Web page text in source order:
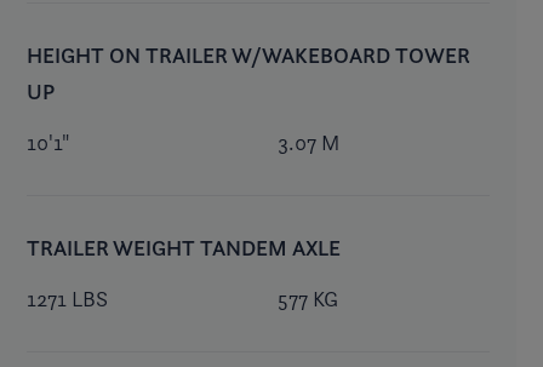
HEIGHT ON TRAILER W/WAKEBOARD TOWER
UP
10'1" 3.07 M
TRAILER WEIGHT TANDEM AXLE
1271 LBS 577 KG